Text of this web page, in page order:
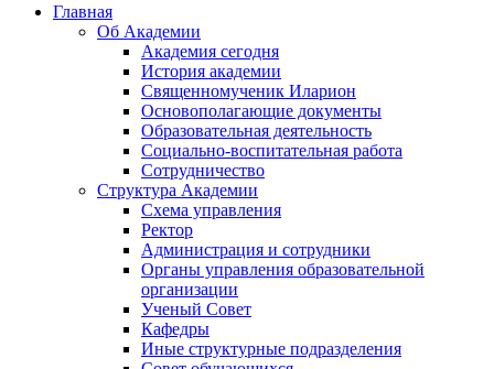
Главная
Об Академии
Академия сегодня
История академии
Священномученик Иларион
Основополагающие документы
Образовательная деятельность
Социально-воспитательная работа
Сотрудничество
Структура Академии
Схема управления
Ректор
Администрация и сотрудники
Органы управления образовательной
организации
Ученый Совет
Кафедры
Иные структурные подразделения